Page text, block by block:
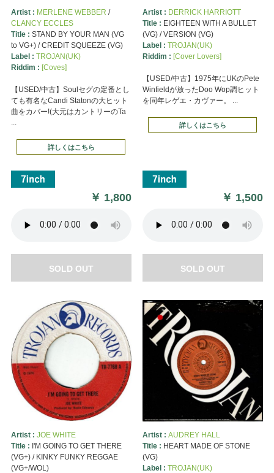
Artist : MERLENE WEBBER /
CLANCY ECCLES
Title : STAND BY YOUR MAN (VG
to VG+) / CREDIT SQUEEZE (VG)
Label : TROJAN(UK)
Riddim : [Coves]
【USED/中古】Soulセグの定番とし
ても有名なCandi Statonの大ヒット
曲をカバー!(大元はカントリーのTa
...
詳しくはこちら
￥ 1,800
SOLD OUT
Artist : DERRICK HARRIOTT
Title : EIGHTEEN WITH A BULLET
(VG) / VERSION (VG)
Label : TROJAN(UK)
Riddim : [Cover Lovers]
【USED/中古】1975年にUKのPete
Winfieldが放ったDoo Wop調ヒット
を同年レゲエ・カヴァー。 ...
詳しくはこちら
￥ 1,500
SOLD OUT
Artist : JOE WHITE
Title : I'M GOING TO GET THERE
(VG+) / KINKY FUNKY REGGAE
(VG+/WOL)
Artist : AUDREY HALL
Title : HEART MADE OF STONE
(VG)
Label : TROJAN(UK)